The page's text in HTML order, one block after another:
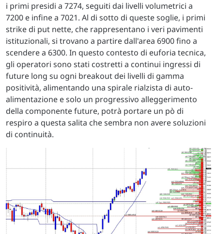
i primi presidi a 7274, seguiti dai livelli volumetrici a
7200 e infine a 7021. Al di sotto di queste soglie, i primi
strike di put nette, che rappresentano i veri pavimenti
istituzionali, si trovano a partire dall'area 6900 fino a
scendere a 6300. In questo contesto di euforia tecnica,
gli operatori sono stati costretti a continui ingressi di
future long su ogni breakout dei livelli di gamma
positività, alimentando una spirale rialzista di auto-
alimentazione e solo un progressivo alleggerimento
della componente future, potrà portare un pò di
respiro a questa salita che sembra non avere soluzioni
di continuità.